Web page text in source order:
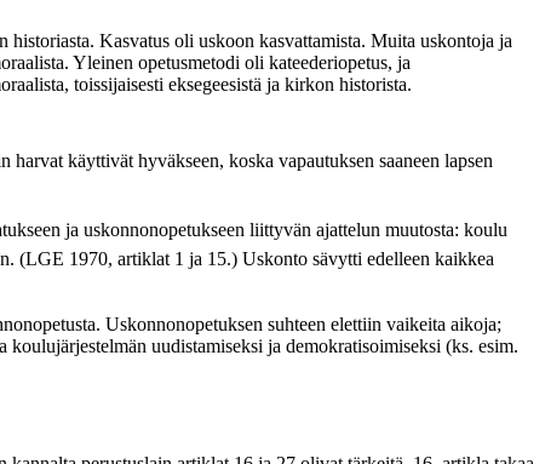
historiasta. Kasvatus oli uskoon kasvattamista. Muita uskontoja ja
Yleinen opetusmetodi oli kateederiopetus, ja
toissijaisesti eksegeesistä ja kirkon historista.
käyttivät hyväkseen, koska vapautuksen saaneen lapsen
ja uskonnonopetukseen liittyvän ajattelun muutosta: koulu
(LGE 1970, artiklat 1 ja 15.) Uskonto sävytti edelleen kaikkea
Uskonnonopetuksen suhteen elettiin vaikeita aikoja;
uudistamiseksi ja demokratisoimiseksi (ks. esim.